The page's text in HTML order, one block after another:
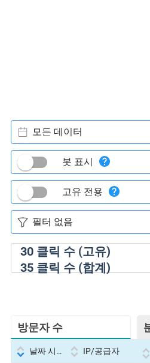
30클릭 수 (고유)
35클릭 수 (합계)
모든 데이터
봇 표시
고유 전용
방문자 수
날짜 시간 IP/공급자